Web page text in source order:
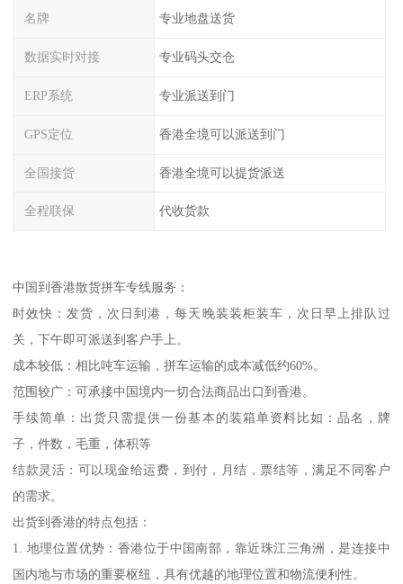
名牌 专业地盘送货
数据实时对接 专业码头交仓
ERP系统 专业派送到门
GPS定位 香港全境可以派送到门
全国接货 香港全境可以提货派送
全程联保 代收货款
中国到香港散货拼车专线服务：
时效快：发货，次日到港，每天晚装装柜装车，次日早上排队过
关，下午即可派送到客户手上。
成本较低：相比吨车运输，拼车运输的成本减低约60%。
范围较广：可承接中国境内一切合法商品出口到香港。
手续简单：出货只需提供一份基本的装箱单资料比如：品名，牌
子，件数，毛重，体积等
结款灵活：可以现金给运费，到付，月结，票结等，满足不同客户
的需求。
出货到香港的特点包括：
1. 地理位置优势：香港位于中国南部，靠近珠江三角洲，是连接中
国内地与市场的重要枢纽，具有优越的地理位置和物流便利性。